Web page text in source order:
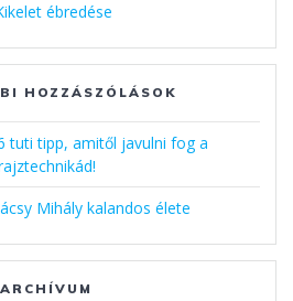
ébredése
HOZZÁSZÓLÁSOK
tuti tipp, amitől javulni fog a
Mihály kalandos élete
ARCHÍVUM